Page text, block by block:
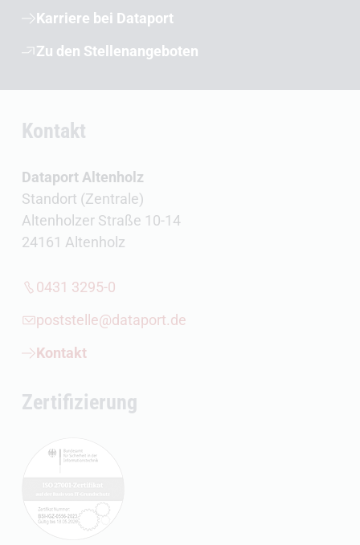
Karriere bei Dataport
Zu den Stellenangeboten
Kontakt
Dataport Altenholz
Standort (Zentrale)
Altenholzer Straße 10-14
24161 Altenholz
0431 3295-0
poststelle@dataport.de
Kontakt
Zertifizierung